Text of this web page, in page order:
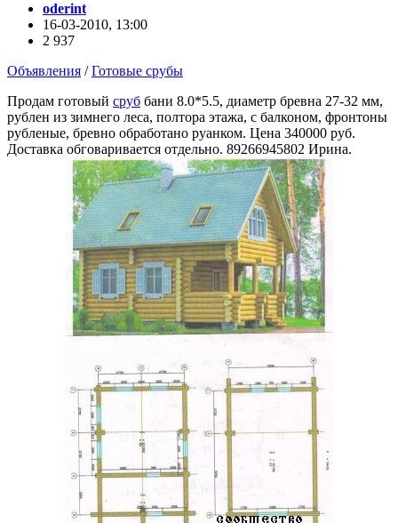
oderint
16-03-2010, 13:00
2 937
Объявления /Готовые срубы
Продам готовый сруб бани 8.0*5.5, диаметр бревна 27-32 мм,
рублен из зимнего леса, полтора этажа, с балконом, фронтоны
рубленые, бревно обработано руанком. Цена 340000 руб.
Доставка обговаривается отдельно. 89266945802 Ирина.